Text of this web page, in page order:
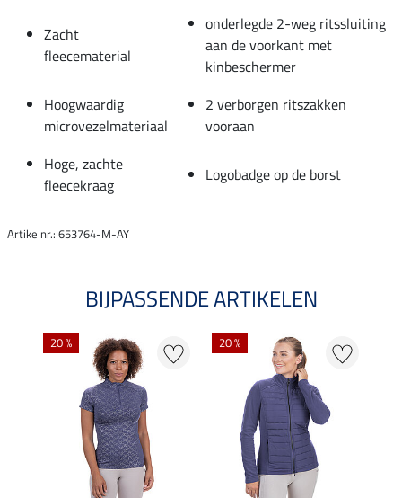
Zacht
fleecematerial
onderlegde 2-weg ritssluiting
aan de voorkant met
kinbeschermer
Hoogwaardig
microvezelmateriaal
2 verborgen ritszakken
vooraan
Hoge, zachte
fleecekraag
Logobadge op de borst
Artikelnr.: 653764-M-AY
BIJPASSENDE ARTIKELEN
20 % 20 %